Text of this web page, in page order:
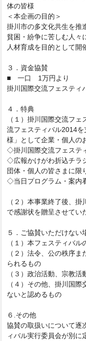
体の皆様
＜本企画の目的＞
掛川市の多文化共生を推
貧困・紛争に苦しむ人々
人材育成を目的として開
３．資金協賛
■ 一口 1万円より
掛川国際交流フェスティ
４．特典
（１）掛川国際交流フ
流フェスティバル2014を
様」 として企業・個人の
◇掛川国際交流フェステ
◇広報かけがわ折込チラ
団体・個人の皆さま に限
◇当日プログラム・案内
（２）本事業終了後、掛
で感謝状を贈呈させてい
５．ご協賛いただけない
（１）本フェスティバ
（２）法令、公の秩序ま
られるもの
（３）政治活動、宗教
（４）その他、掛川国際
ないと認めるもの
６.その他
協賛の取扱いについて逐
ィバル実行委員会が別に